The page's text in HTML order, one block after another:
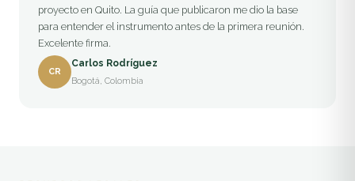
proyecto en Quito. La guía que publicaron me dio la base
para entender el instrumento antes de la primera reunión.
Excelente firma.
CR
Carlos Rodríguez
Bogotá, Colombia